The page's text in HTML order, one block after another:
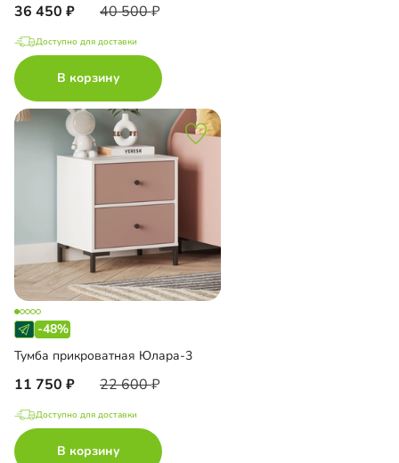
36 450 40 500
Доступно для доставки
В корзину
-48%
Тумба прикроватная Юлара-3
11 750 22 600
Доступно для доставки
В корзину